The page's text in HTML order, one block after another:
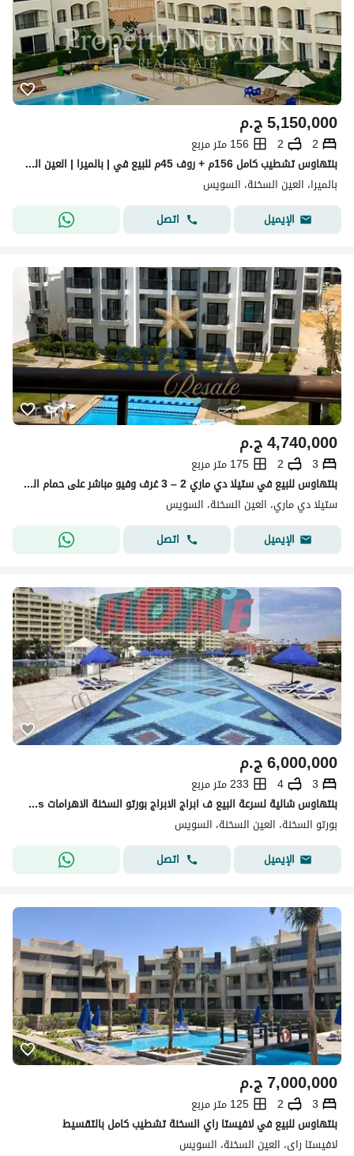
ج.م5,150,000
2
2
156 متر مربع
بنتهاوس تشطيب كامل 156م + روف 45م للبيع في | بالميرا | العين السخنة فيو على حمام السباحة جاهز للاستلام الفوري
بالميرا، العين السخنة، السويس
الإيميل
اتصل
ج.م4,740,000
3
2
175 متر مربع
بنتهاوس للبيع في ستيلا دي ماري 2 – 3 غرف وفيو مباشر على حمام السباحة
ستيلا دي ماري، العين السخنة، السويس
الإيميل
اتصل
ج.م6,000,000
3
4
233 متر مربع
بنتهاوس شالية لسرعة البيع ف ابراج الابراج بورتو السخنة الاهرامات porto Sokhna pyriamds
بورتو السخنة، العين السخنة، السويس
الإيميل
اتصل
ج.م7,000,000
3
2
125 متر مربع
بنتهاوس للبيع في لافيستا راي السخنة تشطيب كامل بالتقسيط
لافيستا راى، العين السخنة، السويس